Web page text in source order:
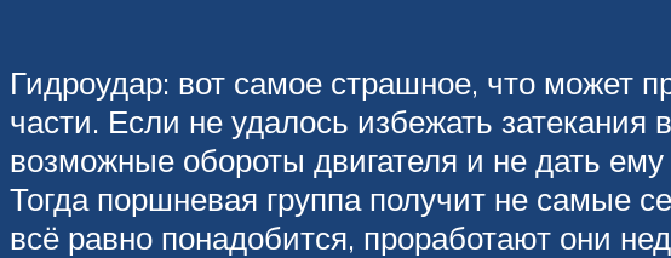
Гидроудар: вот самое страшное, что может
части. Если не удалось избежать
возможные обороты двигателя и не дать
Тогда поршневая группа получит не самые
всё равно понадобится, проработают они